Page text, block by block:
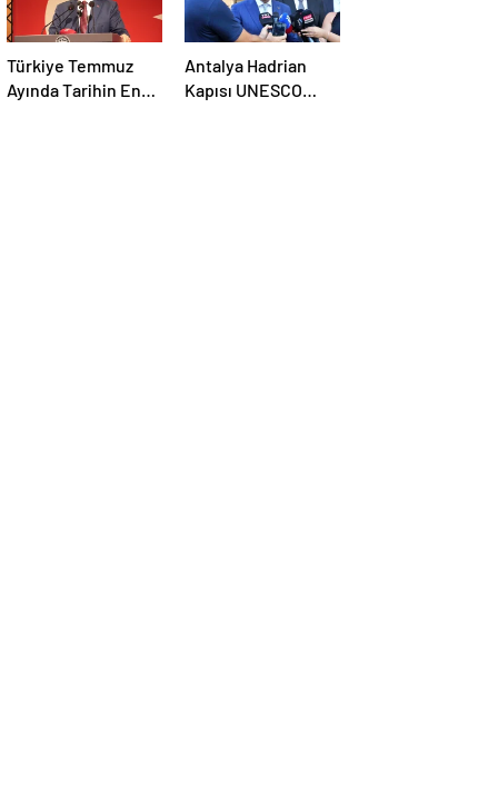
Türkiye Temmuz
Ayında Tarihin En
Antalya Hadrian
Kapısı UNESCO